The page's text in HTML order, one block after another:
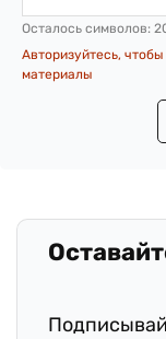
Осталось символов:
Авторизуйтесь,
материалы